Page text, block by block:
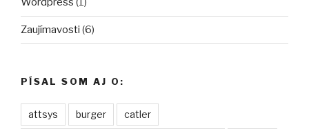
Zaujímavosti (6)
PÍSAL SOM AJ O:
attsys burger catler